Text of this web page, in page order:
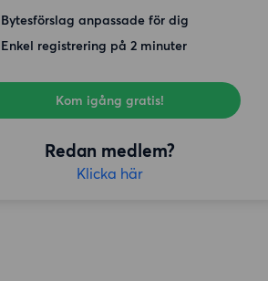
Bytesförslag anpassade för dig
Enkel registrering på 2 minuter
Kom igång gratis!
Redan medlem?
Klicka här